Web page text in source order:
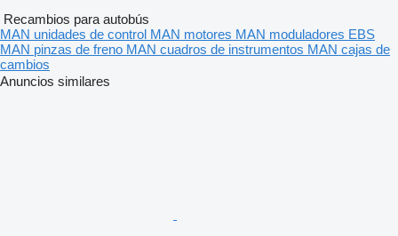
Recambios para autobús
MAN unidades de control MAN motores MAN moduladores EBS
MAN pinzas de freno MAN cuadros de instrumentos MAN cajas de
cambios
Anuncios similares